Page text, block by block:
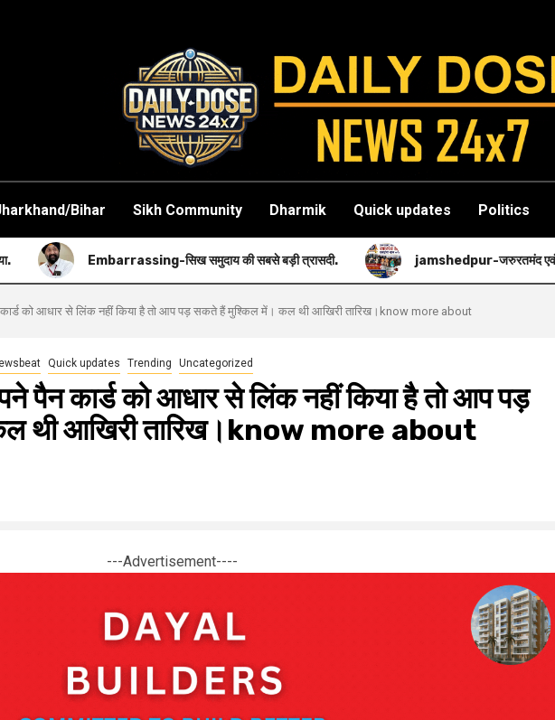
Bihar Sikh Community Dharmik Quick updates Politics
Embarrassing-सिख समुदाय की सबसे बड़ी त्रासदी. jamshedpur-जरुरतमंद एवं गरीब मरीजों की मदद
को आधार से लिंक नहीं किया है तो आप पड़ सकते हैं मुश्किल में। कल थी आखिरी तारिख।know more about
Quick updates Trending Uncategorized
कार्ड को आधार से लिंक नहीं किया है तो आप पड़
थी आखिरी तारिख।know more about
---Advertisement----